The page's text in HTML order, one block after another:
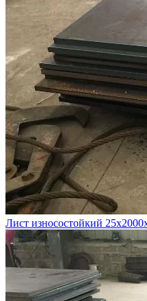
Лист износостойкий